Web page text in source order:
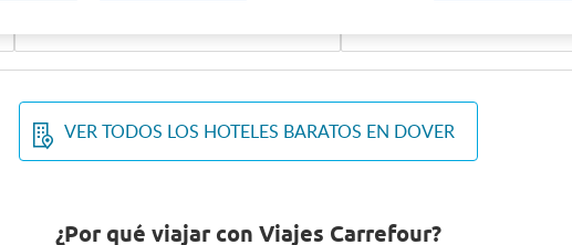
VER TODOS LOS HOTELES BARATOS EN DOVER
¿Por qué viajar con Viajes Carrefour?